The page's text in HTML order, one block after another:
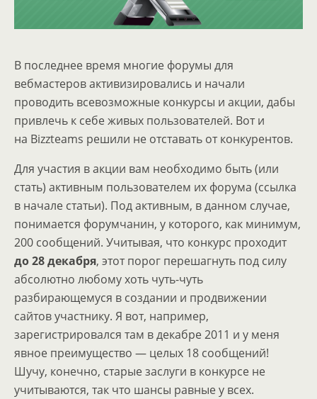
В последнее время многие форумы для
вебмастеров активизировались и начали
проводить всевозможные конкурсы и акции, дабы
привлечь к себе живых пользователей. Вот и
на Bizzteams решили не отставать от конкурентов.
Для участия в акции вам необходимо быть (или
стать) активным пользователем их форума (ссылка
в начале статьи). Под активным, в данном случае,
понимается форумчанин, у которого, как минимум,
200 сообщений. Учитывая, что конкурс проходит
до 28 декабря, этот порог перешагнуть под силу
абсолютно любому хоть чуть-чуть
разбирающемуся в создании и продвижении
сайтов участнику. Я вот, например,
зарегистрировался там в декабре 2011 и у меня
явное преимущество — целых 18 сообщений!
Шучу, конечно, старые заслуги в конкурсе не
учитываются, так что шансы равные у всех.